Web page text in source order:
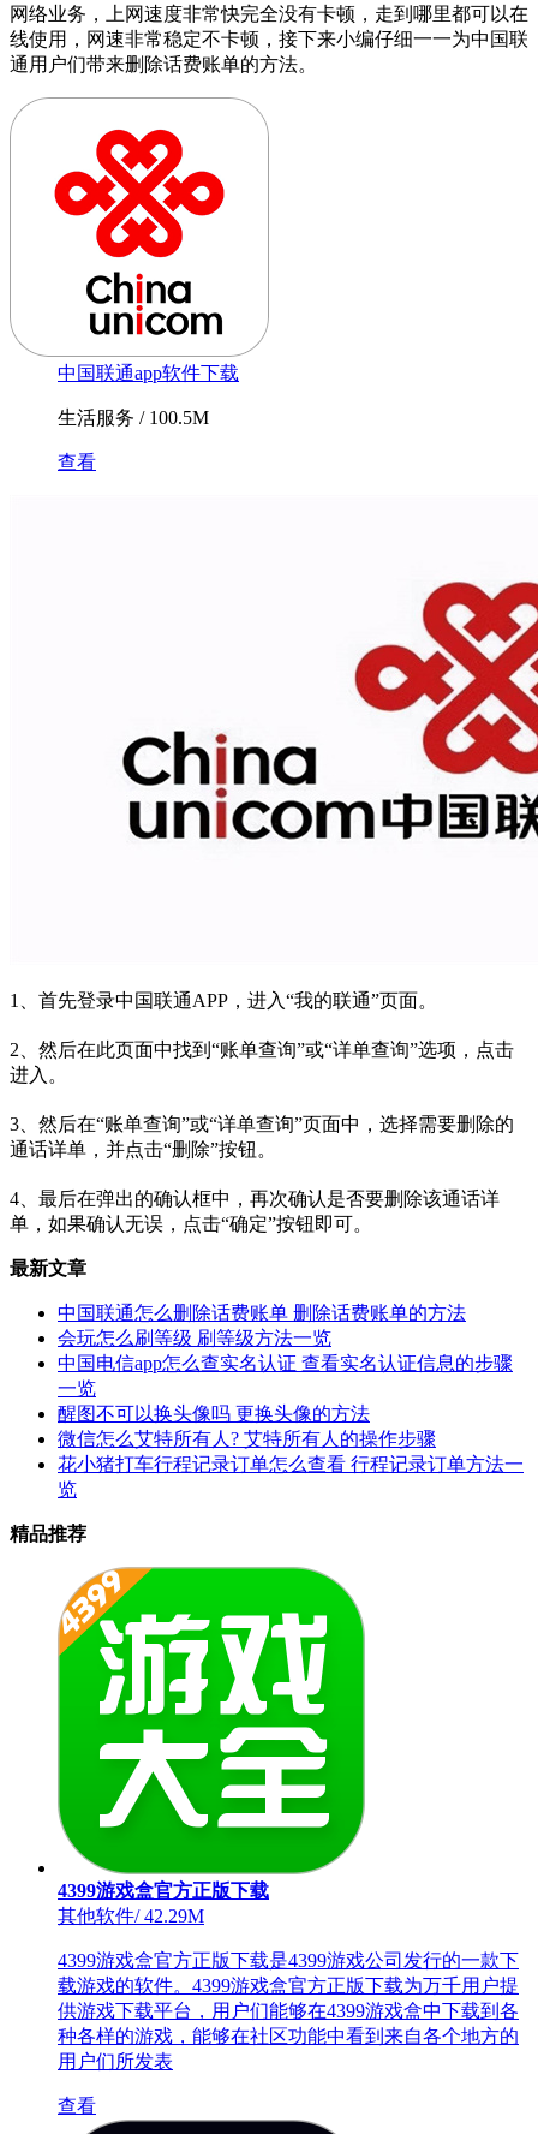
网络业务，上网速度非常快完全没有卡顿，走到哪里都可以在
线使用，网速非常稳定不卡顿，接下来小编仔细一一为中国联
通用户们带来删除话费账单的方法。
中国联通app软件下载
生活服务 / 100.5M
查看
1、首先登录中国联通APP，进入“我的联通”页面。
2、然后在此页面中找到“账单查询”或“详单查询”选项，点击
进入。
3、然后在“账单查询”或“详单查询”页面中，选择需要删除的
通话详单，并点击“删除”按钮。
4、最后在弹出的确认框中，再次确认是否要删除该通话详
单，如果确认无误，点击“确定”按钮即可。
最新文章
中国联通怎么删除话费账单 删除话费账单的方法
会玩怎么刷等级 刷等级方法一览
中国电信app怎么查实名认证 查看实名认证信息的步骤
一览
醒图不可以换头像吗 更换头像的方法
微信怎么艾特所有人? 艾特所有人的操作步骤
花小猪打车行程记录订单怎么查看 行程记录订单方法一
览
精品推荐
4399游戏盒官方正版下载
其他软件/42.29M
4399游戏盒官方正版下载是4399游戏公司发行的一款下
载游戏的软件。4399游戏盒官方正版下载为万千用户提
供游戏下载平台，用户们能够在4399游戏盒中下载到各
种各样的游戏，能够在社区功能中看到来自各个地方的
用户们所发表
查看